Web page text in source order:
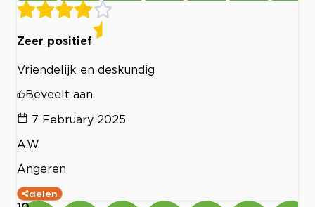
Zeer positief
Vriendelijk en deskundig
Beveelt aan
7 February 2025
A.W.
Angeren
delen